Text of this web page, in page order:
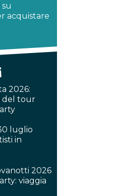
acquistare
2026:
del tour
luglio
in
2026
viaggia